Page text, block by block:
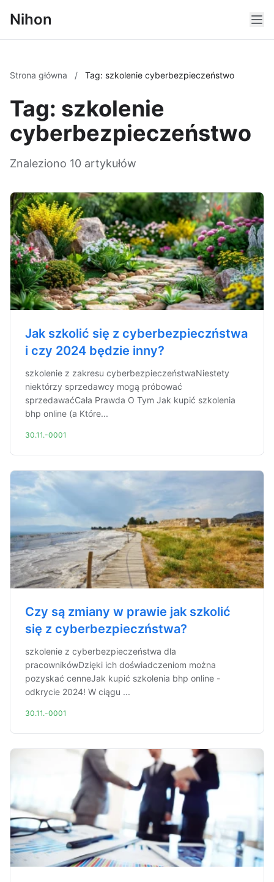
Nihon
Strona główna / Tag: szkolenie cyberbezpieczeństwo
Tag: szkolenie
cyberbezpieczeństwo
Znaleziono 10 artykułów
Jak szkolić się z cyberbezpieczństwa
i czy 2024 będzie inny?
szkolenie z zakresu cyberbezpieczeństwaNiestety
niektórzy sprzedawcy mogą próbować
sprzedawaćCała Prawda O Tym Jak kupić szkolenia
bhp online (a Które...
30.11.-0001
Czy są zmiany w prawie jak szkolić
się z cyberbezpieczństwa?
szkolenie z cyberbezpieczeństwa dla
pracownikówDzięki ich doświadczeniom można
pozyskać cenneJak kupić szkolenia bhp online -
odkrycie 2024! W ciągu ...
30.11.-0001